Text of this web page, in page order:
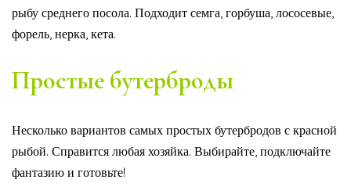
рыбу среднего посола. Подходит семга, горбуша, лососевые,
форель, нерка, кета.
Простые бутерброды
Несколько вариантов самых простых бутербродов с красной
рыбой. Справится любая хозяйка. Выбирайте, подключайте
фантазию и готовьте!